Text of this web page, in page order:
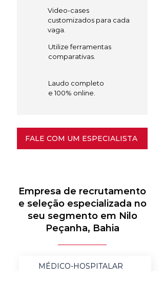
Video-cases
customizados para cada
vaga.
Utilize ferramentas
comparativas.
Laudo completo
e 100% online.
FALE COM UM ESPECIALISTA
Empresa de recrutamento
e seleção especializada no
seu segmento em Nilo
Peçanha, Bahia
MÉDICO-HOSPITALAR